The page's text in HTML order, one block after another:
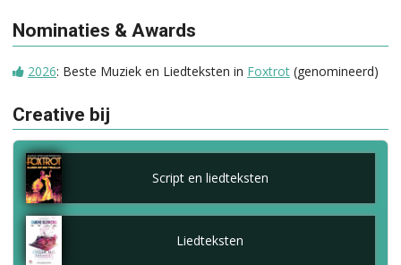
Nominaties & Awards
2026: Beste Muziek en Liedteksten in Foxtrot (genomineerd)
Creative bij
Script en liedteksten
Liedteksten